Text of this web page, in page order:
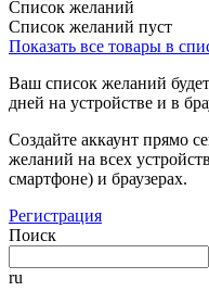
Список желаний
Список желаний пуст
Показать все товары в
Ваш список желаний
дней на устройстве и в
Создайте аккаунт прямо
желаний на всех
смартфоне) и браузерах.
Регистрация
Поиск
ru